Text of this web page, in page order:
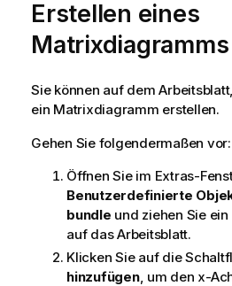
Erstellen eines
Matrixdiagramms
Sie können auf dem
ein Matrixdiagramm erstellen.
Gehen Sie folgendermaßen vor:
Öffnen Sie im Extras-
Benutzerdefinierte
bundle und ziehen Sie ein
auf das Arbeitsblatt.
Klicken Sie auf die
hinzufügen, um den x-